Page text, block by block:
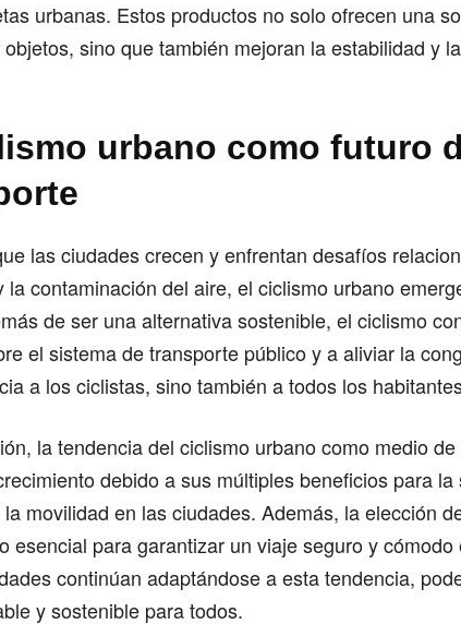
urbanas. Estos productos no solo ofrecen una
sino que también mejoran la estabilidad y
urbano como futuro
las ciudades crecen y enfrentan desafíos
la contaminación del aire, el ciclismo urbano
de ser una alternativa sostenible, el ciclismo
el sistema de transporte público y a aliviar la
a los ciclistas, sino también a todos los
la tendencia del ciclismo urbano como medio
debido a sus múltiples beneficios para
movilidad en las ciudades. Además, la elección
esencial para garantizar un viaje seguro y
continúan adaptándose a esta tendencia,
y sostenible para todos.